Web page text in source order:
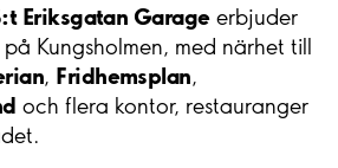
Eriksgatan Garageerbjuder
Kungsholmen, med närhet till
, Fridhemsplan,
och flera kontor, restauranger